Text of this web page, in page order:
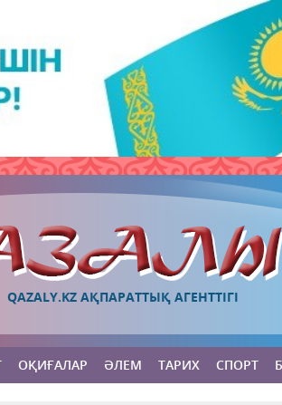
QAZALY.KZ АҚПАРАТТЫҚ АГЕНТТІГІ
ОҚИҒАЛАР ӘЛЕМ ТАРИХ СПОРТ